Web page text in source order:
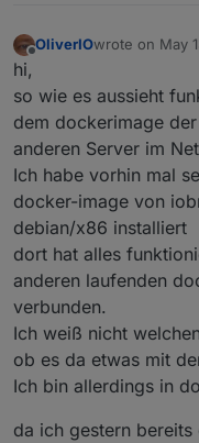
OliverIOwrote on May
last edited by
hi,
so wie es aussieht
dem dockerimage
anderen Server im
Ich habe vorhin mal
docker-image von
debian/x86 installiert
dort hat alles
anderen laufenden
verbunden.
Ich weiß nicht
ob es da etwas mit
Ich bin allerdings in
da ich gestern